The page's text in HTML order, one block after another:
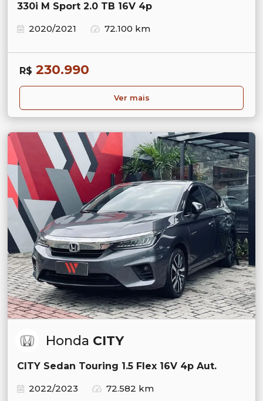
330i M Sport 2.0 TB 16V 4p
2020/2021
72.100 km
R$ 230.990
Ver mais
Honda CITY
CITY Sedan Touring 1.5 Flex 16V 4p Aut.
2022/2023
72.582 km